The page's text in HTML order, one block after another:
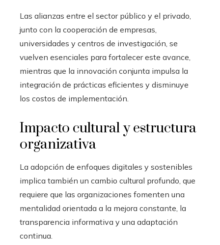
Las alianzas entre el sector público y el privado,
junto con la cooperación de empresas,
universidades y centros de investigación, se
vuelven esenciales para fortalecer este avance,
mientras que la innovación conjunta impulsa la
integración de prácticas eficientes y disminuye
los costos de implementación.
Impacto cultural y estructura
organizativa
La adopción de enfoques digitales y sostenibles
implica también un cambio cultural profundo, que
requiere que las organizaciones fomenten una
mentalidad orientada a la mejora constante, la
transparencia informativa y una adaptación
continua.